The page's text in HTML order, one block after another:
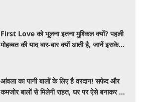
First Love को भूलना इतना मुश्किल क्यों? पहली
मोहब्बत की याद बार-बार क्यों आती है, जानें इसके
आंवला का पानी बालों के लिए है वरदान! सफेद और
कमजोर बालों से मिलेगी राहत, घर पर ऐसे बनाकर करें